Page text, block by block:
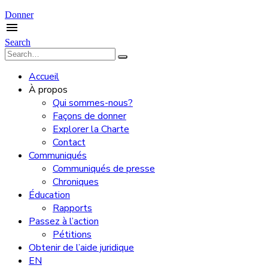
Donner
Search
Accueil
À propos
Qui sommes-nous?
Façons de donner
Explorer la Charte
Contact
Communiqués
Communiqués de presse
Chroniques
Éducation
Rapports
Passez à l’action
Pétitions
Obtenir de l’aide juridique
EN